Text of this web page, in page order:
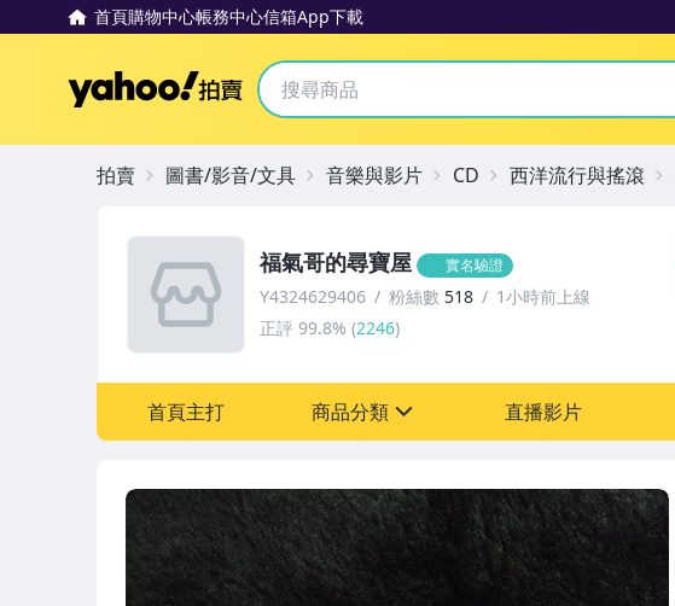
首頁購物中心帳務中心信箱App下載
Yahoo拍賣
福氣哥的尋寶屋 實名驗證
Y4324629406 粉絲數 518
1小時前上線
正評 99.8% (2246)
首頁主打 商品分類 直播影片
拍賣 圖書/影音/文具 音樂與影片 CD 西洋流行與搖滾